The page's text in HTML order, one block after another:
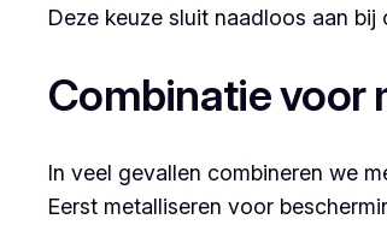
Deze keuze sluit naadloos aan
Combinatie voor
In veel gevallen combineren we
Eerst metalliseren voor